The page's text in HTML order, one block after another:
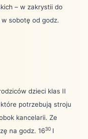
– w zakrystii do
sobotę od godz.
dzieci klas II
potrzebują stroju
kancelarii. Ze
na godz. 1630 I